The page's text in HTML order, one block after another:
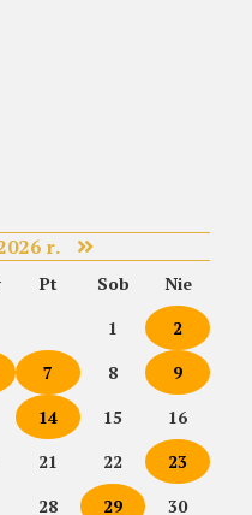
r.
Pt Sob
Nie
1
2
7 8
9
14 15
16
21 22
23
28 29 30